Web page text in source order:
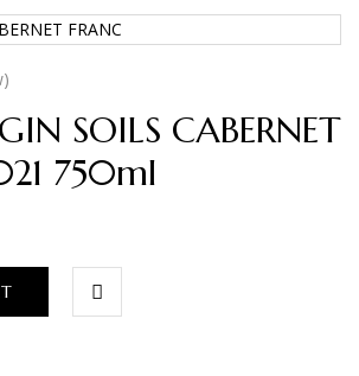
SOILS CABERNET
750ml